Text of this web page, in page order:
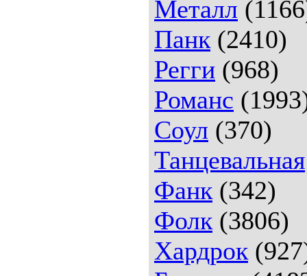
Металл
Панк (2410)
Регги (968)
Романс
Соул (370)
Танцевальная
Фанк (342)
Фолк (3806)
Хардрок